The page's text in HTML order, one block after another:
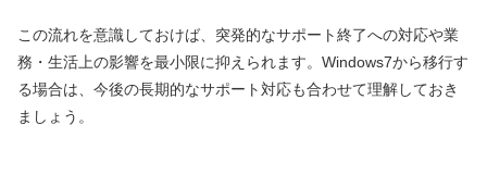
この流れを意識しておけば、突発的なサポート終了への対応や業
務・生活上の影響を最小限に抑えられます。Windows7から移行す
る場合は、今後の長期的なサポート対応も合わせて理解しておき
ましょう。